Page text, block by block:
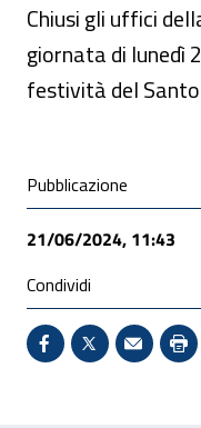
Chiusi gli uffici
giornata di lunedì
festività del
Condivisione
Pubblicazione
21/06/2024, 11:43
Condividi
Condividi su
X - SitoInvio